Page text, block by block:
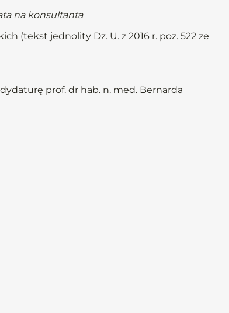
na konsultanta
(tekst jednolity Dz. U. z 2016 r. poz. 522 ze
prof. dr hab. n. med. Bernarda